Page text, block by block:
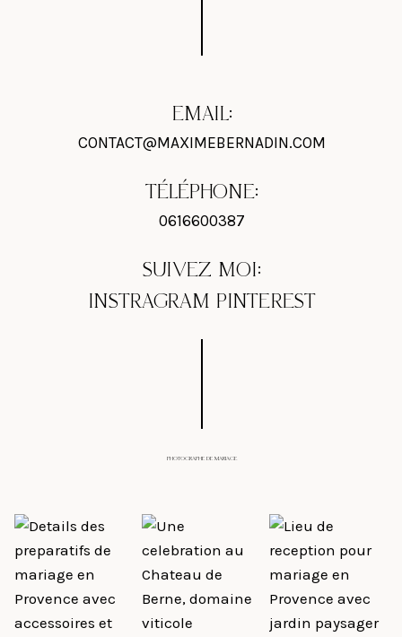
EMAIL:
CONTACT@MAXIMEBERNADIN.COM
TÉLÉPHONE:
0616600387
SUIVEZ MOI:
INSTRAGRAM PINTEREST
PHOTOGRAPHE DE MARIAGE